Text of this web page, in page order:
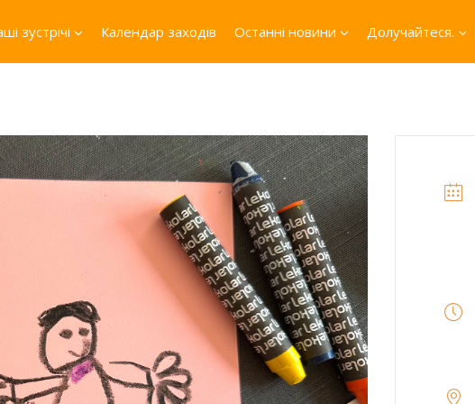
зустрічі Календар заходів Останні новини Долучайтеся.